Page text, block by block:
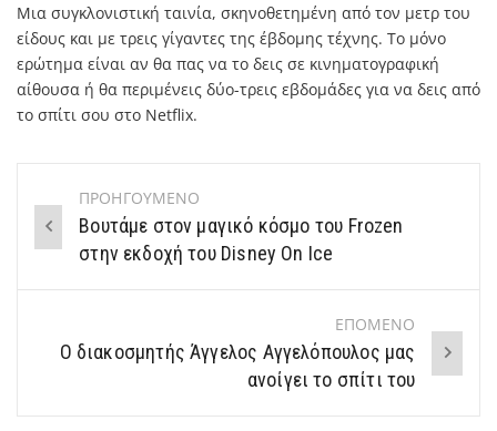
Μια συγκλονιστική ταινία, σκηνοθετημένη από τον μετρ του
είδους και με τρεις γίγαντες της έβδομης τέχνης. Το μόνο
ερώτημα είναι αν θα πας να το δεις σε κινηματογραφική
αίθουσα ή θα περιμένεις δύο-τρεις εβδομάδες για να δεις από
το σπίτι σου στο Netflix.
Post
navigation
ΠΡΟΗΓΟΥΜΕΝΟ
Βουτάμε στον μαγικό κόσμο του Frozen
στην εκδοχή του Disney On Ice
ΕΠΟΜΕΝΟ
Ο διακοσμητής Άγγελος Αγγελόπουλος μας
ανοίγει το σπίτι του